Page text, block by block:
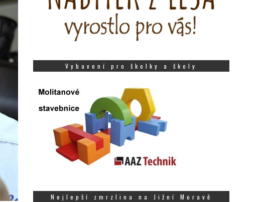
Vybavení pro školky a školy
Nejlepší zmrzlina na Jižní Moravě